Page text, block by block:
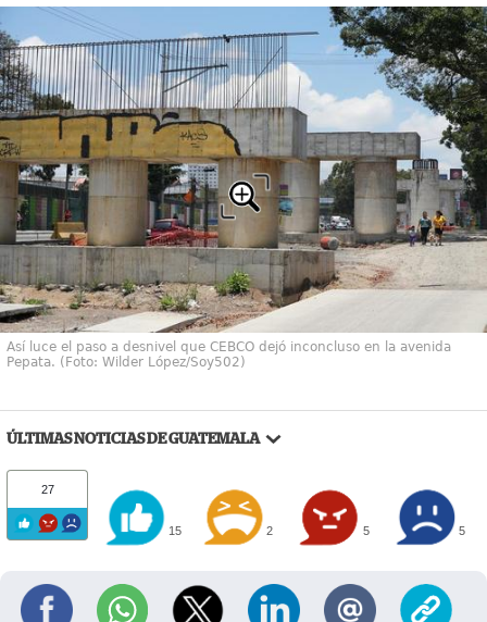
Así luce el paso a desnivel que CEBCO dejó inconcluso en la avenida
Pepata. (Foto: Wilder López/Soy502)
ÚLTIMAS NOTICIAS DE GUATEMALA
27
15 2 5 5